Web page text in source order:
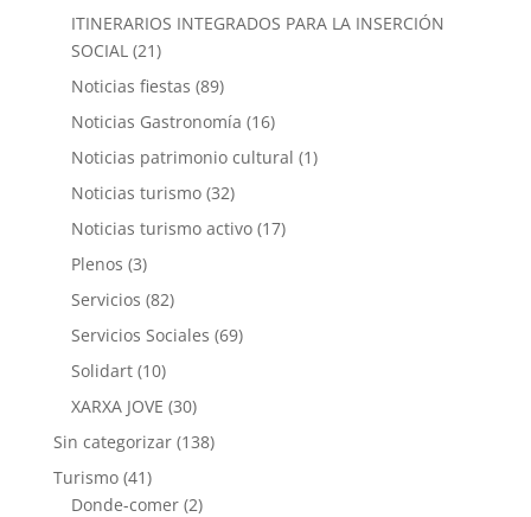
ITINERARIOS INTEGRADOS PARA LA INSERCIÓN
SOCIAL(21)
Noticias fiestas (89)
Noticias Gastronomía (16)
Noticias patrimonio cultural (1)
Noticias turismo(32)
Noticias turismo activo(17)
Plenos (3)
Servicios (82)
Servicios Sociales (69)
Solidart(10)
XARXA JOVE (30)
Sin categorizar(138)
Turismo(41)
Donde-comer(2)